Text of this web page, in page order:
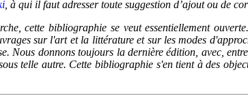
, à qui il faut adresser toute suggestion d’ajout ou de
cette bibliographie se veut essentiellement
sur l'art et la littérature et sur les modes
Nous donnons toujours la dernière édition, avec,
telle autre. Cette bibliographie s'en tient à des